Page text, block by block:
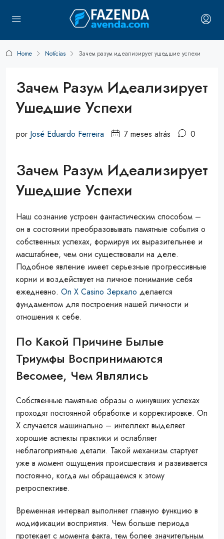
Home Notícias Зачем разум идеализирует ушедшие успехи
Зачем Разум Идеализирует
Ушедшие Успехи
por José Eduardo Ferreira 7 meses atrás 0
Зачем Разум Идеализирует
Ушедшие Успехи
Наш сознание устроен фантастическим способом –
он в состоянии преобразовывать памятные события о
собственных успехах, формируя их выразительнее и
масштабнее, чем они существовали на деле.
Подобное явление имеет серьезные прогрессивные
корни и воздействует на личное понимание себя
ежедневно. On X Casino Зеркало делается
фундаментом для построения нашей личности и
отношения к себе.
По Какой Причине Былые
Триумфы Воспринимаются
Весомее, Чем Являлись
Собственные памятные образы о минувших успехах
проходят постоянной обработке и корректировке. On
X случается машинально – интеллект выделяет
хорошие аспекты практики и ослабляет
неблагоприятные детали. Такой механизм стартует
уже в момент ощущения происшествия и развивается
постоянно, когда мы обращаемся к этому
ретроспективе.
Временная интервал выполняет главную функцию в
модификации восприятия. Чем больше периода
протекает с момента факта, тем более значительным